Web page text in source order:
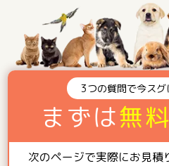
3つの質問で今ス
まずは無料
次のページで実際にお見積